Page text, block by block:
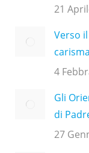
21
Verso
4
Gli
di
27